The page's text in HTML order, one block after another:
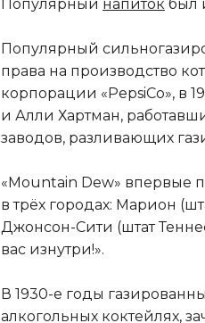
Популярный напиток был
Популярный
права на производство
корпорации «PepsiCo», в
и Алли Хартман,
заводов, разливающих
«Mountain Dew» впервые
в трёх городах: Марион
Джонсон-Сити (штат
вас изнутри!».
В 1930-е годы
алкогольных коктейлях,